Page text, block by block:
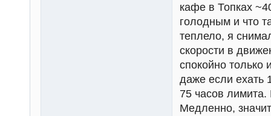
кафе в Топках
голодным и что
теплело, я
скорости в
спокойно только
даже если ехать
75 часов лимита.
Медленно,